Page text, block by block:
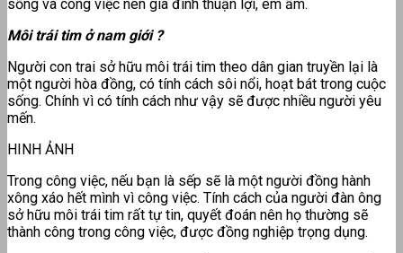
sống và công việc nên gia đình thuận lợi, êm ấm.
Môi trái tim ở nam giới ?
Người con trai sở hữu môi trái tim theo dân gian truyền lại là
một người hòa đồng, có tính cách sôi nổi, hoạt bát trong cuộc
sống. Chính vì có tính cách như vậy sẽ được nhiều người yêu
mến.
HINH ẢNH
Trong công việc, nếu bạn là sếp sẽ là một người đồng hành
xông xáo hết mình vì công việc. Tính cách của người đàn ông
sở hữu môi trái tim rất tự tin, quyết đoán nên họ thường sẽ
thành công trong công việc, được đồng nghiệp trọng dụng.